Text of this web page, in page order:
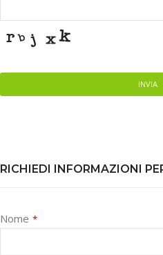
INVIA
left
RICHIEDI INFORMAZIONI
Nome *